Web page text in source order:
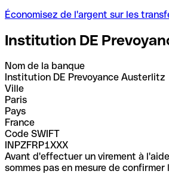
Économisez de l'argent sur les
Institution DE
Nom de la banque
Institution DE Prevoyance Austerlitz
Ville
Paris
Pays
France
Code SWIFT
INPZFRP1XXX
Avant d'effectuer un virement à
sommes pas en mesure de